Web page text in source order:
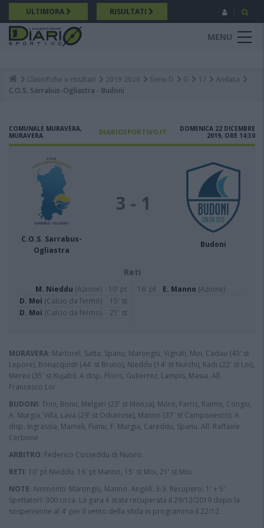
Salta
al
contenuto
principale
ULTIMORA RISULTATI
MENU
Breadcrumb
Classifiche e risultati 2019 2020 Serie D G 17
Andata
C.O.S. Sarrabus-Ogliastra - Budoni
COMUNALE MURAVERA,
MURAVERA
DIARIOSPORTIVO.IT
DOMENICA 22 DICEMBRE
2019, ORE 14:30
C.O.S. Sarrabus-
Ogliastra
3 - 1
Budoni
Reti
M. Nieddu (Azione)
10' pt
D. Moi (Calcio da fermo)
15' st
D. Moi (Calcio da fermo) 21' st
16' pt E. Manno (Azione)
MURAVERA: Martorel, Satta, Spanu, Marongiu, Vignati, Moi, Cadau (43' st
Lepore), Bonacquisti (44' st Bruno), Nieddu (14' st Nurchi), Kadi (22' st Loi),
Mereu (35' st Kujabi). A disp. Floris, Gutierrez, Lampis, Masia. All.
Francesco Loi
BUDONI: Trini, Bonu, Melgari (23' st Monza), Moro, Farris, Raimo, Congiu,
A. Murgia, Villa, Lava (29' st Odianose), Manno (37' st Camponesco). A
disp. Ingrassia, Mameli, Fumu, F. Murgia, Careddu, Spanu. All. Raffaele
Cerbone
ARBITRO: Federico Cosseddu di Nuoro.
RETI: 10' pt Nieddu, 16' pt Manno, 15' st Moi, 21' st Moi.
NOTE: Ammoniti: Marongiu, Manno. Angoli: 3-3. Recupero: 1' + 5'.
Spettatori: 300 circa. La gara è stata recuperata il 29/12/2019 dopo la
sospensione al 4' per il vento della sfida in programma il 22/12.